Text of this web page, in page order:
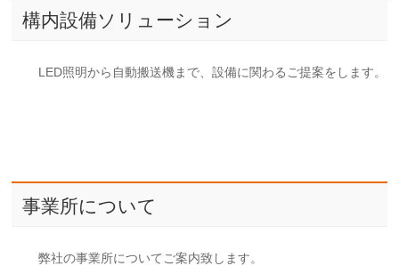
構内設備ソリューション
LED照明から自動搬送機まで、設備に関わるご提案をします。
事業所について
弊社の事業所についてご案内致します。